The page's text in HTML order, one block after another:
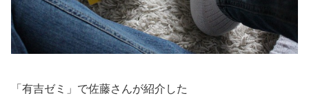
「有吉ゼミ」で佐藤さんが紹介した